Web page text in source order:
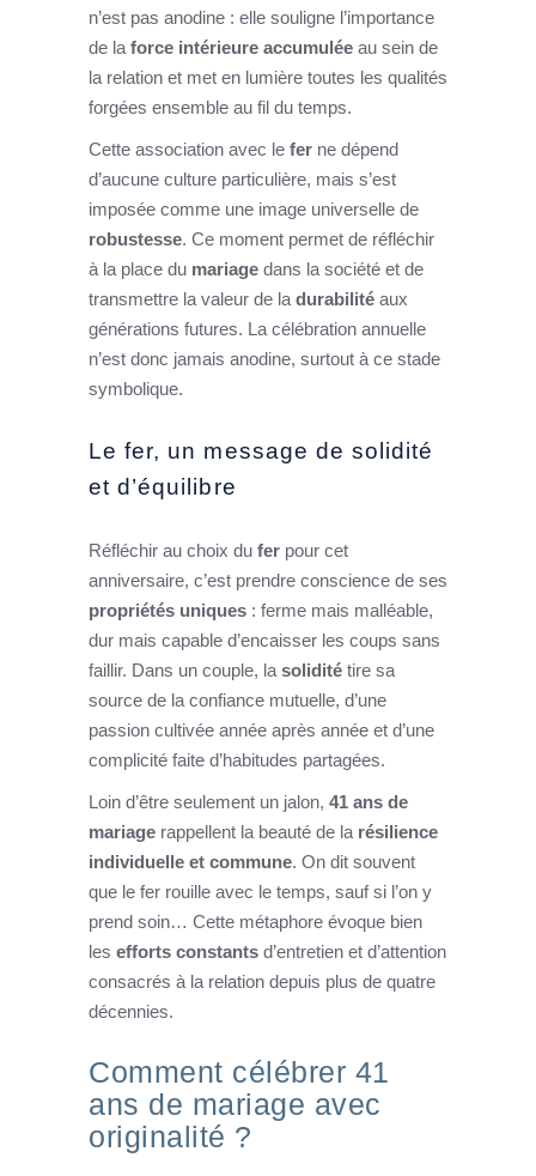
n’est pas anodine : elle souligne l’importance
de laforce intérieure accumulée au sein de
la relation et met en lumière toutes les qualités
forgées ensemble au fil du temps.
Cette association avec le fer ne dépend
d’aucune culture particulière, mais s’est
imposée comme une image universelle de
robustesse. Ce moment permet de réfléchir
à la place du mariage dans la société et de
transmettre la valeur de ladurabilité aux
générations futures. La célébration annuelle
n’est donc jamais anodine, surtout à ce stade
symbolique.
Le fer, un message de solidité
et d’équilibre
Réfléchir au choix du fer pour cet
anniversaire, c’est prendre conscience de ses
propriétés uniques : ferme mais malléable,
dur mais capable d’encaisser les coups sans
faillir. Dans un couple, lasolidité tire sa
source de la confiance mutuelle, d’une
passion cultivée année après année et d’une
complicité faite d’habitudes partagées.
Loin d’être seulement un jalon, 41 ans de
mariage rappellent la beauté de la résilience
individuelle et commune. On dit souvent
que le fer rouille avec le temps, sauf si l’on y
prend soin… Cette métaphore évoque bien
les efforts constants d’entretien et d’attention
consacrés à la relation depuis plus de quatre
décennies.
Comment célébrer 41
ans de mariage avec
originalité ?